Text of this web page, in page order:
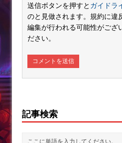
送信ボタンを押すと ガイドラ
のと見做されます。規約に違
編集が行われる可能性がござ
ださい。
記事検索